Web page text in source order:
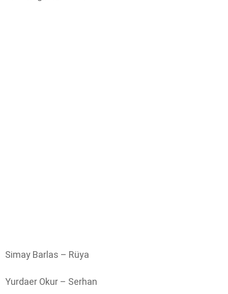
Simay Barlas – Rüya
Yurdaer Okur – Serhan